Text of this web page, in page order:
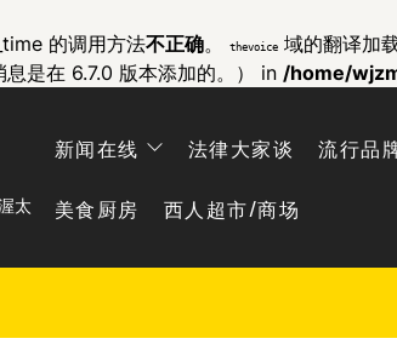
的调用方法不正确。 thevoice 域的翻译加
是在 6.7.0 版本添加的。） in /home/
太
新闻在线 法律大家谈 流行品
美食厨房 西人超市/商场